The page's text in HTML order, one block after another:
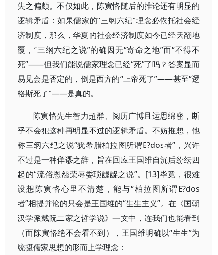
失之偏颇。不仅如此，陈寅恪随后的推论还有明显的
逻辑矛盾：如果儒家的“三纲六纪”理念必依托社会经
济制度，那么，华夏的社会经济制度如今已经天翻地
覆，“三纲六纪之说”的确因无“寄命之地”而“不得不
死”——但我们能说儒家理念已经“死”了吗？答案显而
易见会是否定的，倒是西方的“上帝死了”——甚至“逻
格斯死了”——是真的。
陈寅恪先生智力超群、阅历广博且运思绵密，断
乎不会犯这种再明显不过的逻辑矛盾。不妨推想，他
称三纲六纪之说“犹希腊柏拉图所谓E?dos者”，兴许
不过是一种佯谬之辞，旨在回应王国维自沉后纷纭四
起的“流俗恩怨荣辱委琐龌龊之说”。[13]毕竟，很难
设想陈寅恪心里不清楚，能与“柏拉图所谓E?dos
者”相提并论的只会是王国维的“生生主义”。在《国朝
汉学派戴阮二家之哲学说》一文中，连我们也能看到
（而陈寅恪绝不会看不到），王国维明确以“生生”为
统摄儒家思想的形而上学理念：